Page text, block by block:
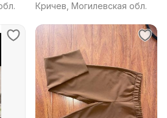
Кричев, Могилевская обл.